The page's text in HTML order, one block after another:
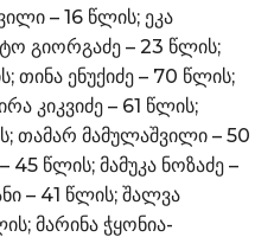
– 16 წლის; ეკა
გიორგაძე – 23 წლის;
ენუქიძე – 70 წლის;
კიკვიძე – 61 წლის;
თამარ მამულაშვილი – 50
წლის; მამუკა ნოზაძე –
– 41 წლის; შალვა
მარინა ჭყონია-